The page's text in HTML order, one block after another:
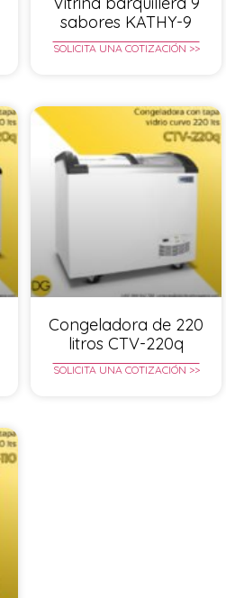
sabores KATHY-9
SOLICITA UNA COTIZACIÓN >>
Congeladora de 220
litros CTV-220q
SOLICITA UNA COTIZACIÓN >>